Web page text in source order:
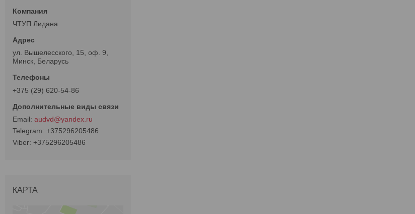
ЧТУП Лидана
ул. Вышелесского, 15, оф. 9,
Минск, Беларусь
+375 (29) 620-54-86
audvd@yandex.ru
+375296205486
+375296205486
КАРТА